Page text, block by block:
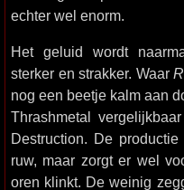
echter wel enorm.
Het geluid wordt
sterker en strakker. Waar
nog een beetje kalm aan
Thrashmetal
Destruction. De
ruw, maar zorgt er wel
oren klinkt. De weinig